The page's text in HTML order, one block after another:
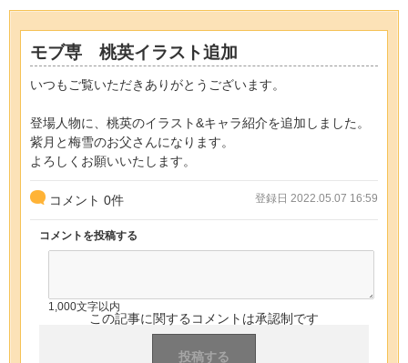
モブ専 桃英イラスト追加
いつもご覧いただきありがとうございます。
登場人物に、桃英のイラスト&キャラ紹介を追加しました。
紫月と梅雪のお父さんになります。
よろしくお願いいたします。
コメント 0件 登録日 2022.05.07 16:59
コメントを投稿する
1,000文字以内
この記事に関するコメントは承認制です